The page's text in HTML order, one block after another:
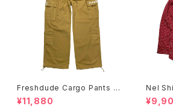
Freshdude Cargo Pants Be
ige
¥11,880
Nel